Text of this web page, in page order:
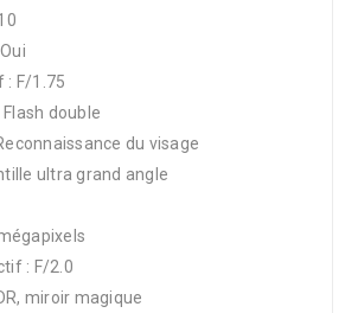
: F/1.75
double
du visage
ultra grand angle
: F/2.0
miroir magique